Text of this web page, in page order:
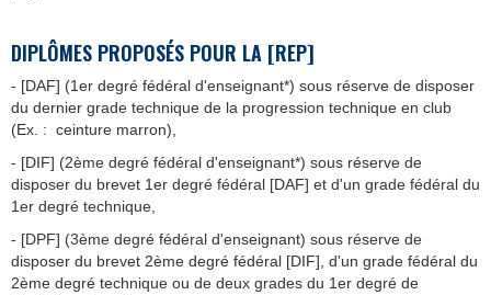
DIPLÔMES PROPOSÉS POUR LA [REP]
- [DAF] (1er degré fédéral d'enseignant*) sous réserve de disposer
du dernier grade technique de la progression technique en club
(Ex. : ceinture marron),
- [DIF] (2ème degré fédéral d'enseignant*) sous réserve de
disposer du brevet 1er degré fédéral [DAF] et d'un grade fédéral du
1er degré technique,
- [DPF] (3ème degré fédéral d'enseignant) sous réserve de
disposer du brevet 2ème degré fédéral [DIF], d'un grade fédéral du
2ème degré technique ou de deux grades du 1er degré de